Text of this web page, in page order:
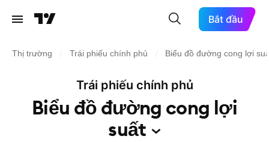
Bắt đầu
Thị trường Trái phiếu chính phủ Biểu đồ đường cong lợi
Trái phiếu chính phủ
Biểu đồ đường cong lợi
suất